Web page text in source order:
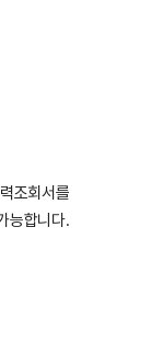
조회서를
능합니다.